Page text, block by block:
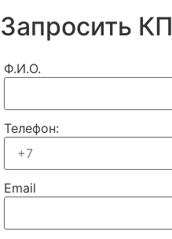
Запросить КП
Ф.И.О.
Телефон:
Email